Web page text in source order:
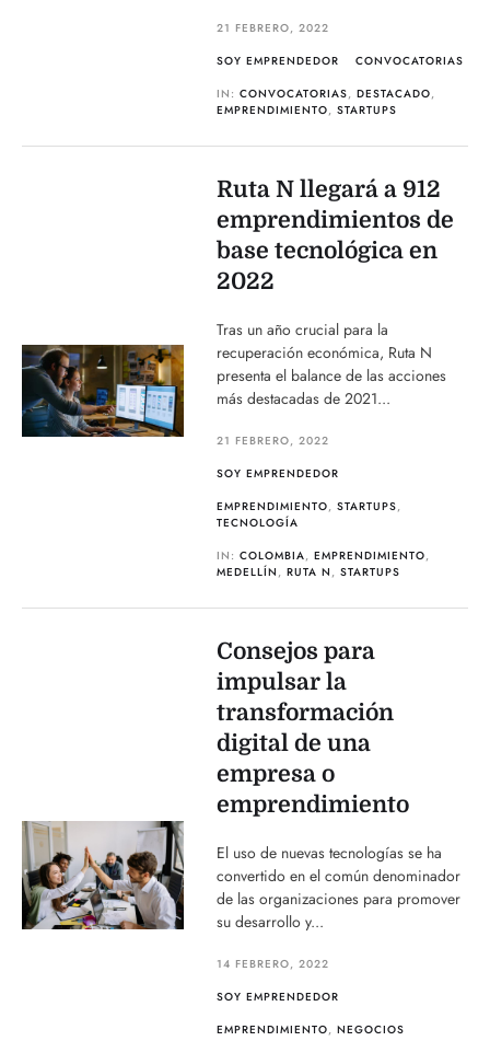
21 FEBRERO, 2022
SOY EMPRENDEDOR
CONVOCATORIAS
IN:CONVOCATORIAS,DESTACADO,
EMPRENDIMIENTO,STARTUPS
Ruta N llegará a 912
emprendimientos de
base tecnológica en
2022
Tras un año crucial para la
recuperación económica, Ruta N
presenta el balance de las acciones
más destacadas de 2021...
21 FEBRERO, 2022
SOY EMPRENDEDOR
EMPRENDIMIENTO,STARTUPS,
TECNOLOGÍA
IN:COLOMBIA,EMPRENDIMIENTO,
MEDELLÍN ,RUTA N ,STARTUPS
Consejos para
impulsar la
transformación
digital de una
empresa o
emprendimiento
El uso de nuevas tecnologías se ha
convertido en el común denominador
de las organizaciones para promover
su desarrollo y...
14 FEBRERO, 2022
SOY EMPRENDEDOR
EMPRENDIMIENTO,NEGOCIOS